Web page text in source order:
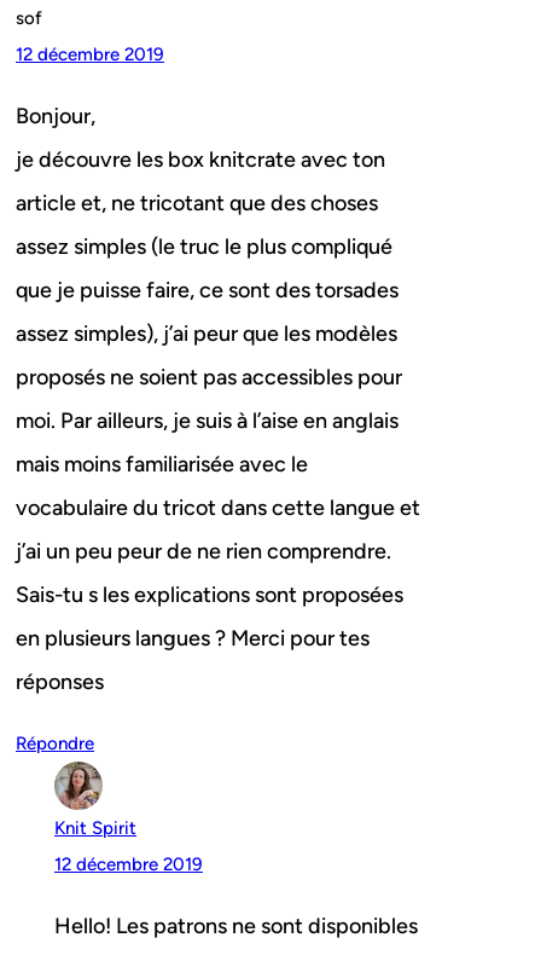
sof
12 décembre 2019
Bonjour,
je découvre les box knitcrate avec ton
article et, ne tricotant que des choses
assez simples (le truc le plus compliqué
que je puisse faire, ce sont des torsades
assez simples), j’ai peur que les modèles
proposés ne soient pas accessibles pour
moi. Par ailleurs, je suis à l’aise en anglais
mais moins familiarisée avec le
vocabulaire du tricot dans cette langue et
j’ai un peu peur de ne rien comprendre.
Sais-tu s les explications sont proposées
en plusieurs langues ? Merci pour tes
réponses
Répondre
Knit Spirit
12 décembre 2019
Hello! Les patrons ne sont disponibles